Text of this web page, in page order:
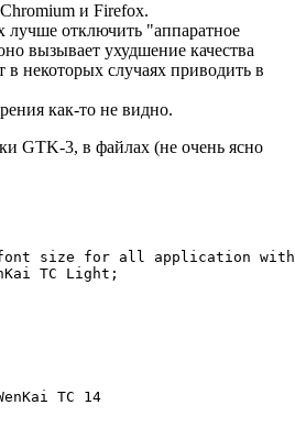
и Firefox.
лучше отключить "аппаратное
вызывает ухудшение качества
некоторых случаях приводить в
как-то не видно.
GTK-3, в файлах (не очень ясно
size for all application
TC Light;
TC 14